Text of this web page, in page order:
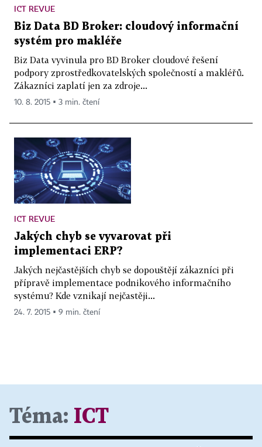
ICT REVUE
Biz Data BD Broker: cloudový informační
systém pro makléře
Biz Data vyvinula pro BD Broker cloudové řešení
podpory zprostředkovatelských společností a makléřů.
Zákazníci zaplatí jen za zdroje...
10. 8. 2015 ▪ 3 min. čtení
ICT REVUE
Jakých chyb se vyvarovat při
implementaci ERP?
Jakých nejčastějších chyb se dopouštějí zákazníci při
přípravě implementace podnikového informačního
systému? Kde vznikají nejčastěji...
24. 7. 2015 ▪ 9 min. čtení
Téma: ICT